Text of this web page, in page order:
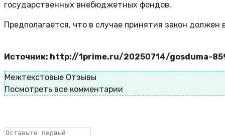
государственных внебюджетных фондов.
Предполагается, что в случае принятия закон должен
Источник: http://1prime.ru/20250714/gosduma-
Межтекстовые Отзывы
Посмотреть все комментарии